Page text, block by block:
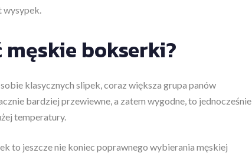
wysypek.
bokserki?
klasycznych slipek, coraz większa grupa panów
bardziej przewiewne, a zatem wygodne, to jednocześnie
temperatury.
to jeszcze nie koniec poprawnego wybierania męskiej